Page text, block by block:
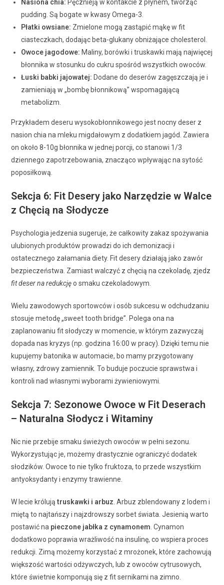
Nasiona chia: Pęcznieją w kontakcie z płynem, tworząc
pudding. Są bogate w kwasy Omega-3.
Płatki owsiane: Zmielone mogą zastąpić mąkę w fit
ciasteczkach, dodając beta-glukany obniżające cholesterol.
Owoce jagodowe: Maliny, borówki i truskawki mają najwięcej
błonnika w stosunku do cukru spośród wszystkich owoców.
Łuski babki jajowatej: Dodane do deserów zagęszczają je i
zamieniają w „bombę błonnikową” wspomagającą
metabolizm.
Przykładem deseru wysokobłonnikowego jest nocny deser z
nasion chia na mleku migdałowym z dodatkiem jagód. Zawiera
on około 8-10g błonnika w jednej porcji, co stanowi 1/3
dziennego zapotrzebowania, znacząco wpływając na sytość
poposiłkową.
Sekcja 6: Fit Desery jako Narzędzie w Walce
z Chęcią na Słodycze
Psychologia jedzenia sugeruje, że całkowity zakaz spożywania
ulubionych produktów prowadzi do ich demonizacji i
ostatecznego załamania diety. Fit desery działają jako zawór
bezpieczeństwa. Zamiast walczyć z chęcią na czekoladę, zjedz
fit deser na redukcjęo smaku czekoladowym.
Wielu zawodowych sportowców i osób sukcesu w odchudzaniu
stosuje metodę „sweet tooth bridge”. Polega ona na
zaplanowaniu fit słodyczy w momencie, w którym zazwyczaj
dopada nas kryzys (np. godzina 16:00 w pracy). Dzięki temu nie
kupujemy batonika w automacie, bo mamy przygotowany
własny, zdrowy zamiennik. To buduje poczucie sprawstwa i
kontroli nad własnymi wyborami żywieniowymi.
Sekcja 7: Sezonowe Owoce w Fit Deserach
– Naturalna Słodycz i Witaminy
Nic nie przebije smaku świeżych owoców w pełni sezonu.
Wykorzystując je, możemy drastycznie ograniczyć dodatek
słodzików. Owoce to nie tylko fruktoza, to przede wszystkim
antyoksydanty i enzymy trawienne.
W lecie królujątruskawki i arbuz. Arbuz zblendowany z lodem i
miętą to najtańszy i najzdrowszy sorbet świata. Jesienią warto
postawić na pieczone jabłka z cynamonem. Cynamon
dodatkowo poprawia wrażliwość na insulinę, co wspiera proces
redukcji. Zimą możemy korzystać z mrożonek, które zachowują
większość wartości odżywczych, lub z owoców cytrusowych,
które świetnie komponują się z fit sernikami na zimno.